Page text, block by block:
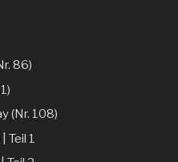
86)
(Nr. 108)
Teil 1